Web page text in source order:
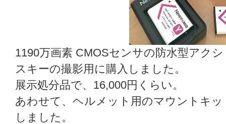
1190万画素 CMOSセンサの防水型アク
スキーの撮影用に購入しました。
展示処分品で、16,000円くらい。
あわせて、ヘルメット用のマウントキ
しました。